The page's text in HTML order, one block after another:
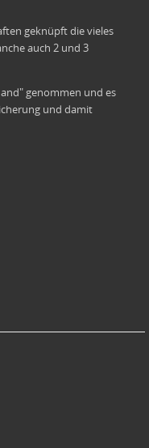
geknüpft die vieles
auch 2 und 3
genommen und es
und damit